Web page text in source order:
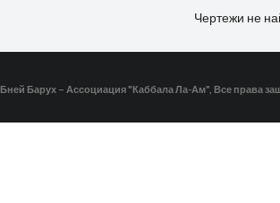
Чертежи не
Бней Барух – Ассоциация "Каббала Ла-Ам", Все права